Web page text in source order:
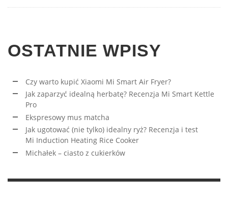
OSTATNIE WPISY
Czy warto kupić Xiaomi Mi Smart Air Fryer?
Jak zaparzyć idealną herbatę? Recenzja Mi Smart Kettle
Pro
Ekspresowy mus matcha
Jak ugotować (nie tylko) idealny ryż? Recenzja i test
Mi Induction Heating Rice Cooker
Michałek – ciasto z cukierków